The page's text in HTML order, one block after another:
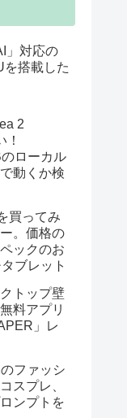
」対応の
搭載した
2
！
ローカル
動くか検
買ってみ
。価格の
ックのお
ブレット
トップ壁
料アプリ
」レ
ファッシ
スプレ、
ンプトを